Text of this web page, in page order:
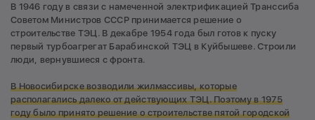
В 1946 году в связи с намеченной электрификацией Транссиба
Советом Министров СССР принимается решение о
строительстве ТЭЦ. В декабре 1954 года был готов к пуску
первый турбоагрегат Барабинской ТЭЦ в Куйбышеве. Строили
люди, вернувшиеся с фронта.
В Новосибирске возводили жилмассивы, которые
располагались далеко от действующих ТЭЦ. Поэтому в 1975
году было принято решение о строительстве пятой городской